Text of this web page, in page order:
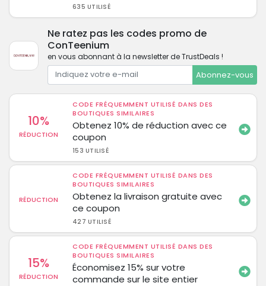
635 UTILISÉ
Ne ratez pas les codes promo de
ConTeenium
en vous abonnant à la newsletter de TrustDeals !
Abonnez-vous
10%
RÉDUCTION
CODE FRÉQUEMMENT UTILISÉ DANS DES
BOUTIQUES SIMILAIRES
Obtenez 10% de réduction avec ce
coupon
153 UTILISÉ
RÉDUCTION
CODE FRÉQUEMMENT UTILISÉ DANS DES
BOUTIQUES SIMILAIRES
Obtenez la livraison gratuite avec
ce coupon
427 UTILISÉ
15%
RÉDUCTION
CODE FRÉQUEMMENT UTILISÉ DANS DES
BOUTIQUES SIMILAIRES
Économisez 15% sur votre
commande sur le site entier